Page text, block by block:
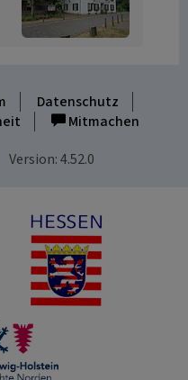
Datenschutz
Mitmachen
Version: 4.52.0